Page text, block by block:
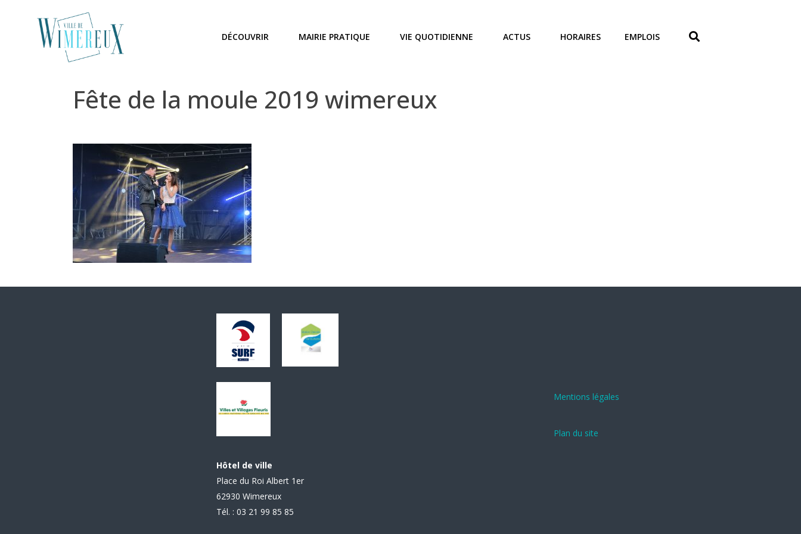
DÉCOUVRIR MAIRIE PRATIQUE VIE QUOTIDIENNE ACTUS HORAIRES EMPLOIS
Fête de la moule 2019 wimereux
Hôtel de ville
Place du Roi Albert 1er
62930 Wimereux
Tél. : 03 21 99 85 85
Mentions légales
Plan du site